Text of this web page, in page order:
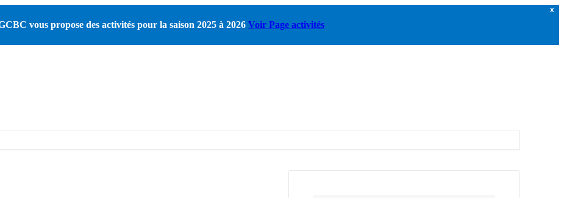
X
vous propose des activités pour la saison 2025 à 2026 Voir Page activités